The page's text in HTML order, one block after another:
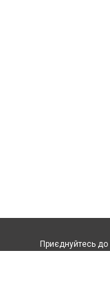
Приєднуйтесь до